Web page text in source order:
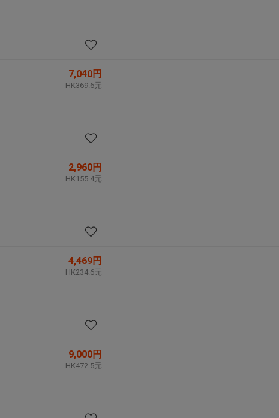
7,040円
HK369.6元
2,960円
HK155.4元
4,469円
HK234.6元
9,000円
HK472.5元